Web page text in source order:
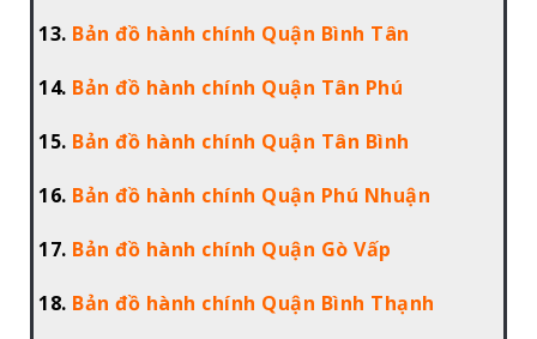
13. Bản đồ hành chính Quận Bình Tân
14. Bản đồ hành chính Quận Tân Phú
15. Bản đồ hành chính Quận Tân Bình
16. Bản đồ hành chính Quận Phú Nhuận
17. Bản đồ hành chính Quận Gò Vấp
18. Bản đồ hành chính Quận Bình Thạnh